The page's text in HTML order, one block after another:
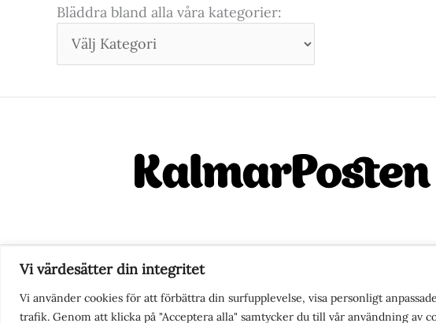
Vi värdesätter din integritet
Vi använder cookies för att förbättra din surfupplevelse, visa personligt
trafik. Genom att klicka på "Acceptera alla" samtycker du till vår användning av
Bläddra bland alla våra kategorier:
Nyhetstips eller frågor?Kontakta oss|